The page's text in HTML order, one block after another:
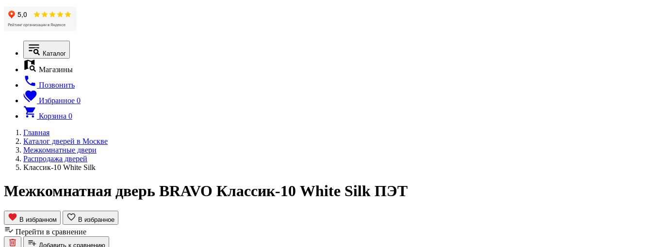
Каталог
Магазины
Позвонить
Избранное 0
Корзина 0
Главная
Каталог дверей в Москве
Межкомнатные двери
Распродажа дверей
Классик-10 White Silk
Межкомнатная дверь BRAVO Классик-10 White Silk ПЭТ
В избранном В избранное
Перейти в сравнение
Добавить к сравнению